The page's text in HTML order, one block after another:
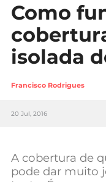
Carreira
Casa
Lifestyle
Sociedade
Negócios
Como
isolada
Francisco Rodrigues
20 Jul, 2016
A cobertura de
pode dar muito